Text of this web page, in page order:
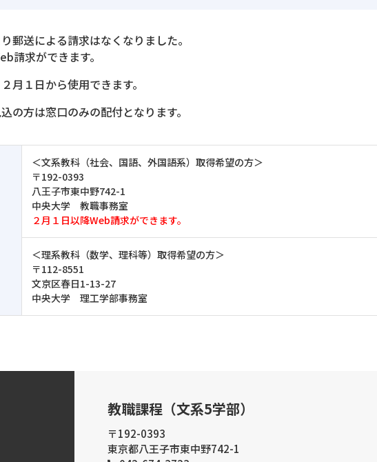
郵送による請求はなくなりました。
請求ができます。
月１日から使用できます。
の方は窓口のみの配付となります。
＜文系教科（社会、国語、外国語系）取得希望の方＞
〒192-0393
八王子市東中野742-1
中央大学 教職事務室
２月１日以降Web請求ができます。
＜理系教科（数学、理科等）取得希望の方＞
〒112-8551
文京区春日1-13-27
中央大学 理工学部事務室
教職課程（文系5学部）
〒192-0393
東京都八王子市東中野742-1